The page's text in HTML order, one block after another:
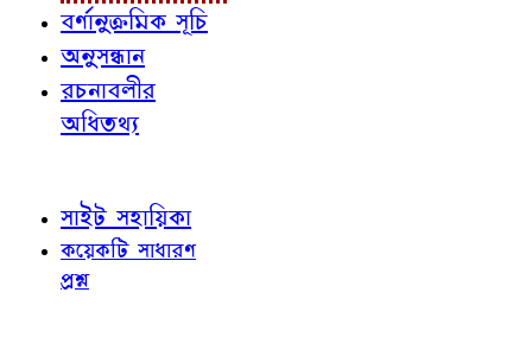
বর্ণানুক্রমিক সূচি
অনুসন্ধান
রচনাবলীর
অধিতথ্য
সাইট সহায়িকা
কয়েকটি সাধারণ
প্রশ্ন